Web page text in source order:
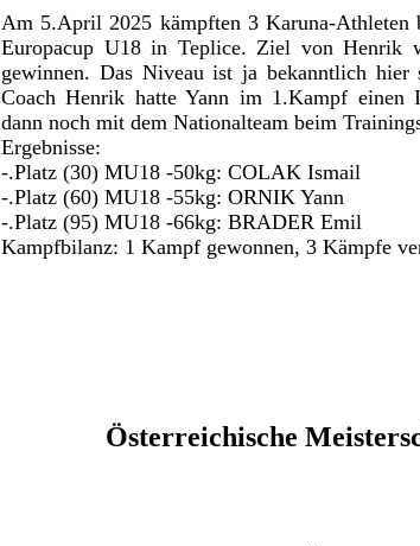
Am 5.April 2025 kämpften 3 Karuna-Athleten
Europacup U18 in Teplice. Ziel von Henrik
gewinnen. Das Niveau ist ja bekanntlich hier
Coach Henrik hatte Yann im 1.Kampf einen
dann noch mit dem Nationalteam beim
Ergebnisse:
-.Platz (30) MU18 -50kg: COLAK Ismail
-.Platz (60) MU18 -55kg: ORNIK Yann
-.Platz (95) MU18 -66kg: BRADER Emil
Kampfbilanz: 1 Kampf gewonnen, 3 Kämpfe
Österreichische